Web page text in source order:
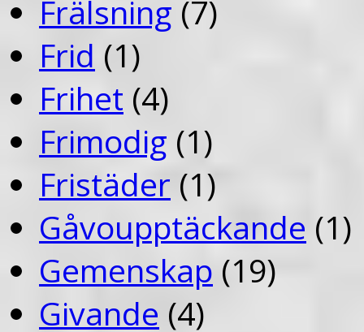
Frälsning (7)
Frid (1)
Frihet (4)
Frimodig (1)
Fristäder (1)
Gåvoupptäckande (1)
Gemenskap (19)
Givande (4)